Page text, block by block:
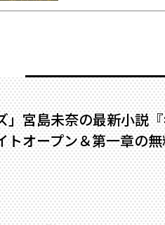
」宮島未奈の最新小説
トオープン＆第一章の